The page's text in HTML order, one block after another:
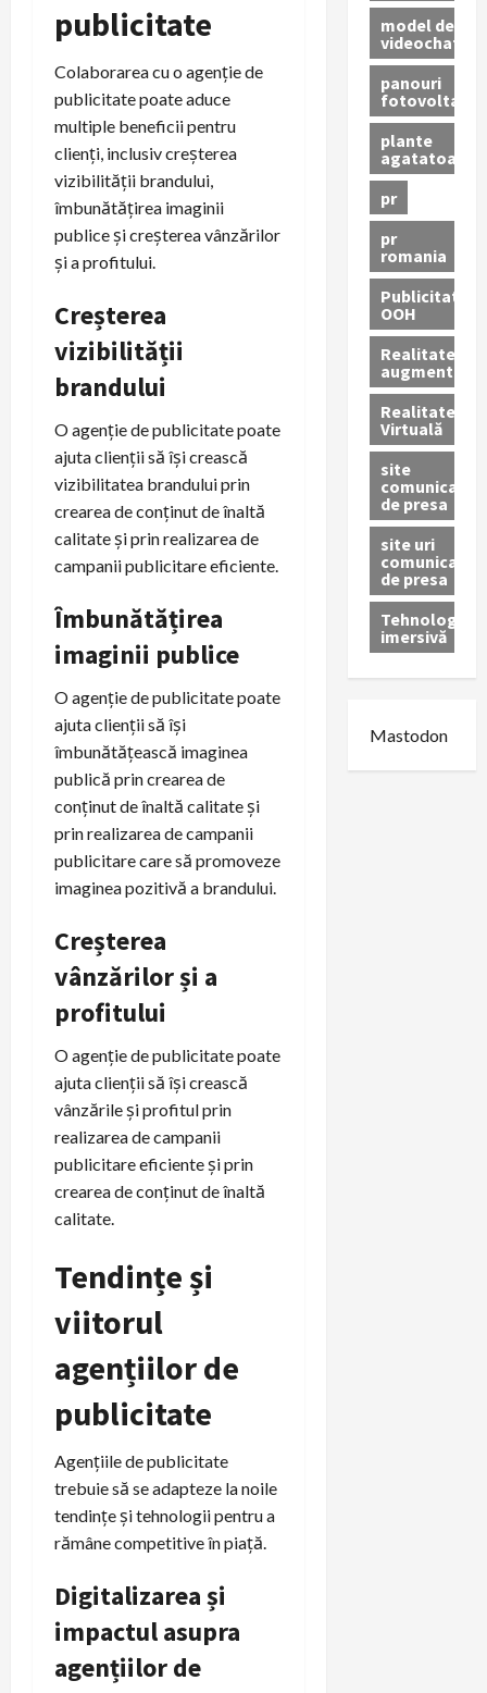
publicitate
Colaborarea cu o agenție de
publicitate poate aduce
multiple beneficii pentru
clienți, inclusiv creșterea
vizibilității brandului,
îmbunătățirea imaginii
publice și creșterea vânzărilor
și a profitului.
Creșterea
vizibilității
brandului
O agenție de publicitate poate
ajuta clienții să își crească
vizibilitatea brandului prin
crearea de conținut de înaltă
calitate și prin realizarea de
campanii publicitare eficiente.
Îmbunătățirea
imaginii publice
O agenție de publicitate poate
ajuta clienții să își
îmbunătățească imaginea
publică prin crearea de
conținut de înaltă calitate și
prin realizarea de campanii
publicitare care să promoveze
imaginea pozitivă a brandului.
Creșterea
vânzărilor și a
profitului
O agenție de publicitate poate
ajuta clienții să își crească
vânzările și profitul prin
realizarea de campanii
publicitare eficiente și prin
crearea de conținut de înaltă
calitate.
Tendințe și
viitorul
agențiilor de
publicitate
Agențiile de publicitate
trebuie să se adapteze la noile
tendințe și tehnologii pentru a
rămâne competitive în piață.
Digitalizarea și
impactul asupra
agențiilor de
model de
videochat
panouri
fotovoltaice
plante
agatatoare
pr
pr
romania
Publicitate
OOH
Realitatea
augmentată
Realitatea
Virtuală
site
comunicate
de presa
site uri
comunicate
de presa
Tehnologie
imersivă
Mastodon